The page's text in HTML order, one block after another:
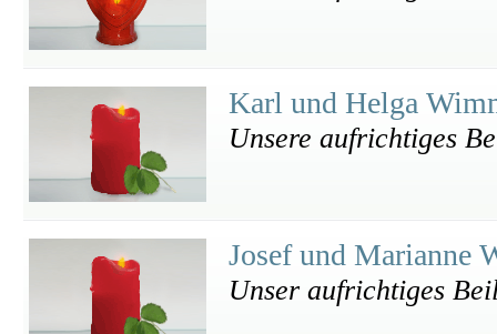
Karl und Helga
Unsere aufrichtiges
Josef und Marianne
Unser aufrichtiges